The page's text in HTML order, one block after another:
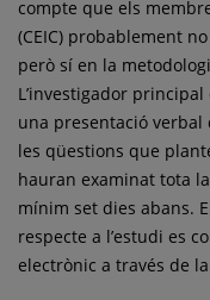
compte que els
(CEIC) probablement
però sí en la
L’investigador
una presentació verbal
les qüestions que
hauran examinat tota
mínim set dies abans.
respecte a l’estudi es
electrònic a través de